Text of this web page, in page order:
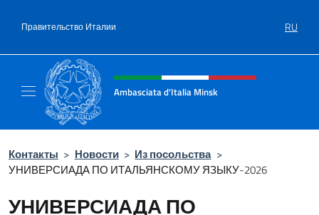
Правительство Италии RU
Шапка сайта, соцсети и
Ambasciata d'Italia Minsk
Контакты > Новости > Из посольства >
УНИВЕРСИАДА ПО ИТАЛЬЯНСКОМУ ЯЗЫКУ-2026
УНИВЕРСИАДА ПО